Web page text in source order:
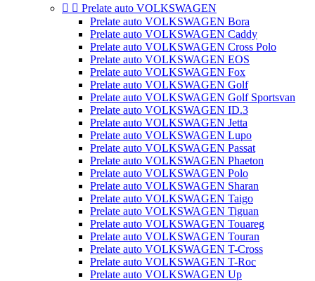
  Prelate auto VOLKSWAGEN
Prelate auto VOLKSWAGEN Bora
Prelate auto VOLKSWAGEN Caddy
Prelate auto VOLKSWAGEN Cross Polo
Prelate auto VOLKSWAGEN EOS
Prelate auto VOLKSWAGEN Fox
Prelate auto VOLKSWAGEN Golf
Prelate auto VOLKSWAGEN Golf Sportsvan
Prelate auto VOLKSWAGEN ID.3
Prelate auto VOLKSWAGEN Jetta
Prelate auto VOLKSWAGEN Lupo
Prelate auto VOLKSWAGEN Passat
Prelate auto VOLKSWAGEN Phaeton
Prelate auto VOLKSWAGEN Polo
Prelate auto VOLKSWAGEN Sharan
Prelate auto VOLKSWAGEN Taigo
Prelate auto VOLKSWAGEN Tiguan
Prelate auto VOLKSWAGEN Touareg
Prelate auto VOLKSWAGEN Touran
Prelate auto VOLKSWAGEN T-Cross
Prelate auto VOLKSWAGEN T-Roc
Prelate auto VOLKSWAGEN Up